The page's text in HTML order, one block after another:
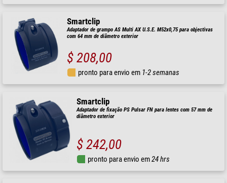
Smartclip
Adaptador de grampo AS Multi AX U.S.E. M52x0,75 para objectivas
com 64 mm de diâmetro exterior
$ 208,00
pronto para envio em 1-2 semanas
Smartclip
Adaptador de fixação PS Pulsar FN para lentes com 57 mm de
diâmetro exterior
$ 242,00
pronto para envio em24 hrs